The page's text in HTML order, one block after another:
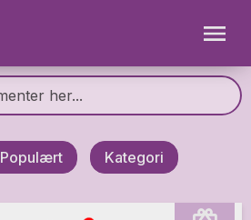
Populært Kategori